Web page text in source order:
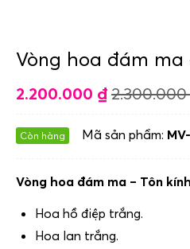
Vòng hoa đám ma
2.200.000 ₫
Còn hàng Mã sản phẩm:
Vòng hoa đám ma – Tôn
Hoa hồ điệp trắng.
Hoa lan trắng.